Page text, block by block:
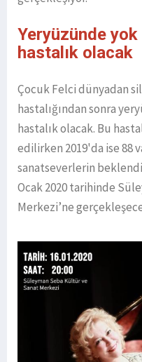
Yeryüzünde
hastalık olacak
Çocuk Felci dünyadan
hastalığından sonra
hastalık olacak. Bu
edilirken 2019'da ise 88
sanatseverlerin
Ocak 2020 tarihinde
Merkezi’ne